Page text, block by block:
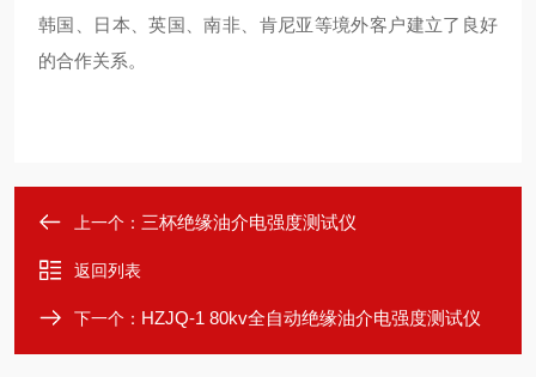
韩国、日本、英国、南非、肯尼亚等境外客户建立了良好
的合作关系。
上一个： 三杯绝缘油介电强度测试仪
返回列表
下一个： HZJQ-1 80kv全自动绝缘油介电强度测试仪